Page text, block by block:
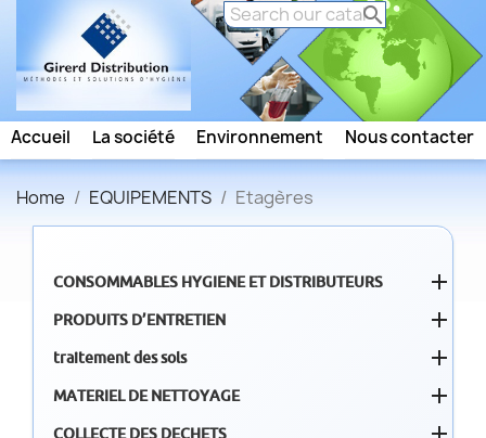

Accueil La société Environnement Nous contacter
Home EQUIPEMENTS Etagères
CONSOMMABLES HYGIENE ET DISTRIBUTEURS 
PRODUITS D’ENTRETIEN 
traitement des sols 
MATERIEL DE NETTOYAGE 
COLLECTE DES DECHETS